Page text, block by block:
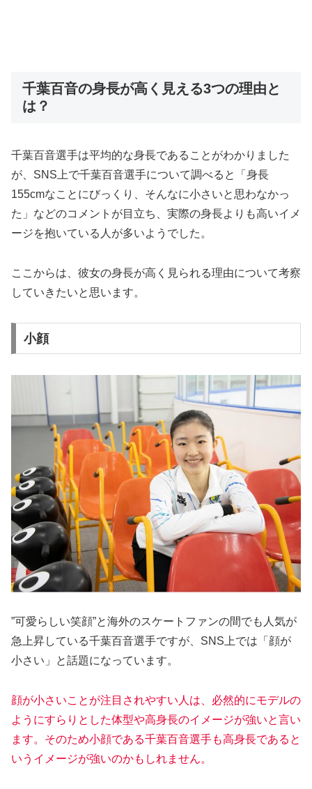
千葉百音の身長が高く見える3つの理由と
は？
千葉百音選手は平均的な身長であることがわかりました
が、SNS上で千葉百音選手について調べると「身長
155cmなことにびっくり、そんなに小さいと思わなかっ
た」などのコメントが目立ち、実際の身長よりも高いイメ
ージを抱いている人が多いようでした。
ここからは、彼女の身長が高く見られる理由について考察
していきたいと思います。
小顔
”可愛らしい笑顔”と海外のスケートファンの間でも人気が
急上昇している千葉百音選手ですが、SNS上では「顔が
小さい」と話題になっています。
顔が小さいことが注目されやすい人は、必然的にモデルの
ようにすらりとした体型や高身長のイメージが強いと言い
ます。そのため小顔である千葉百音選手も高身長であると
いうイメージが強いのかもしれません。